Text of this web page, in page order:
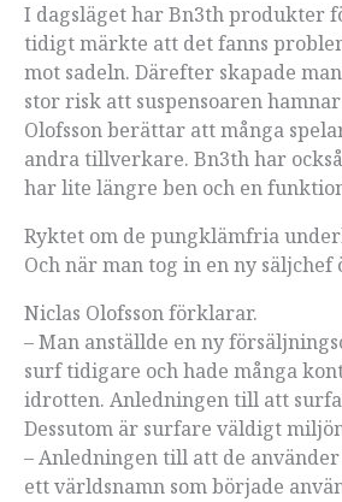
I dagsläget har Bn3th produkter
tidigt märkte att det fanns
mot sadeln. Därefter skapade
stor risk att suspensoaren
Olofsson berättar att många
andra tillverkare. Bn3th har
har lite längre ben och en
Ryktet om de pungklämfria
Och när man tog in en ny
Niclas Olofsson förklarar.
– Man anställde en ny
surf tidigare och hade många
idrotten. Anledningen till att
Dessutom är surfare väldigt
– Anledningen till att de
ett världsnamn som började